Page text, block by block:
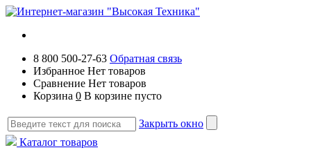
8 800 500-27-63 Обратная связь
Избранное Нет товаров
Сравнение Нет товаров
Корзина 0 В корзине пусто
Закрыть окно
Каталог товаров